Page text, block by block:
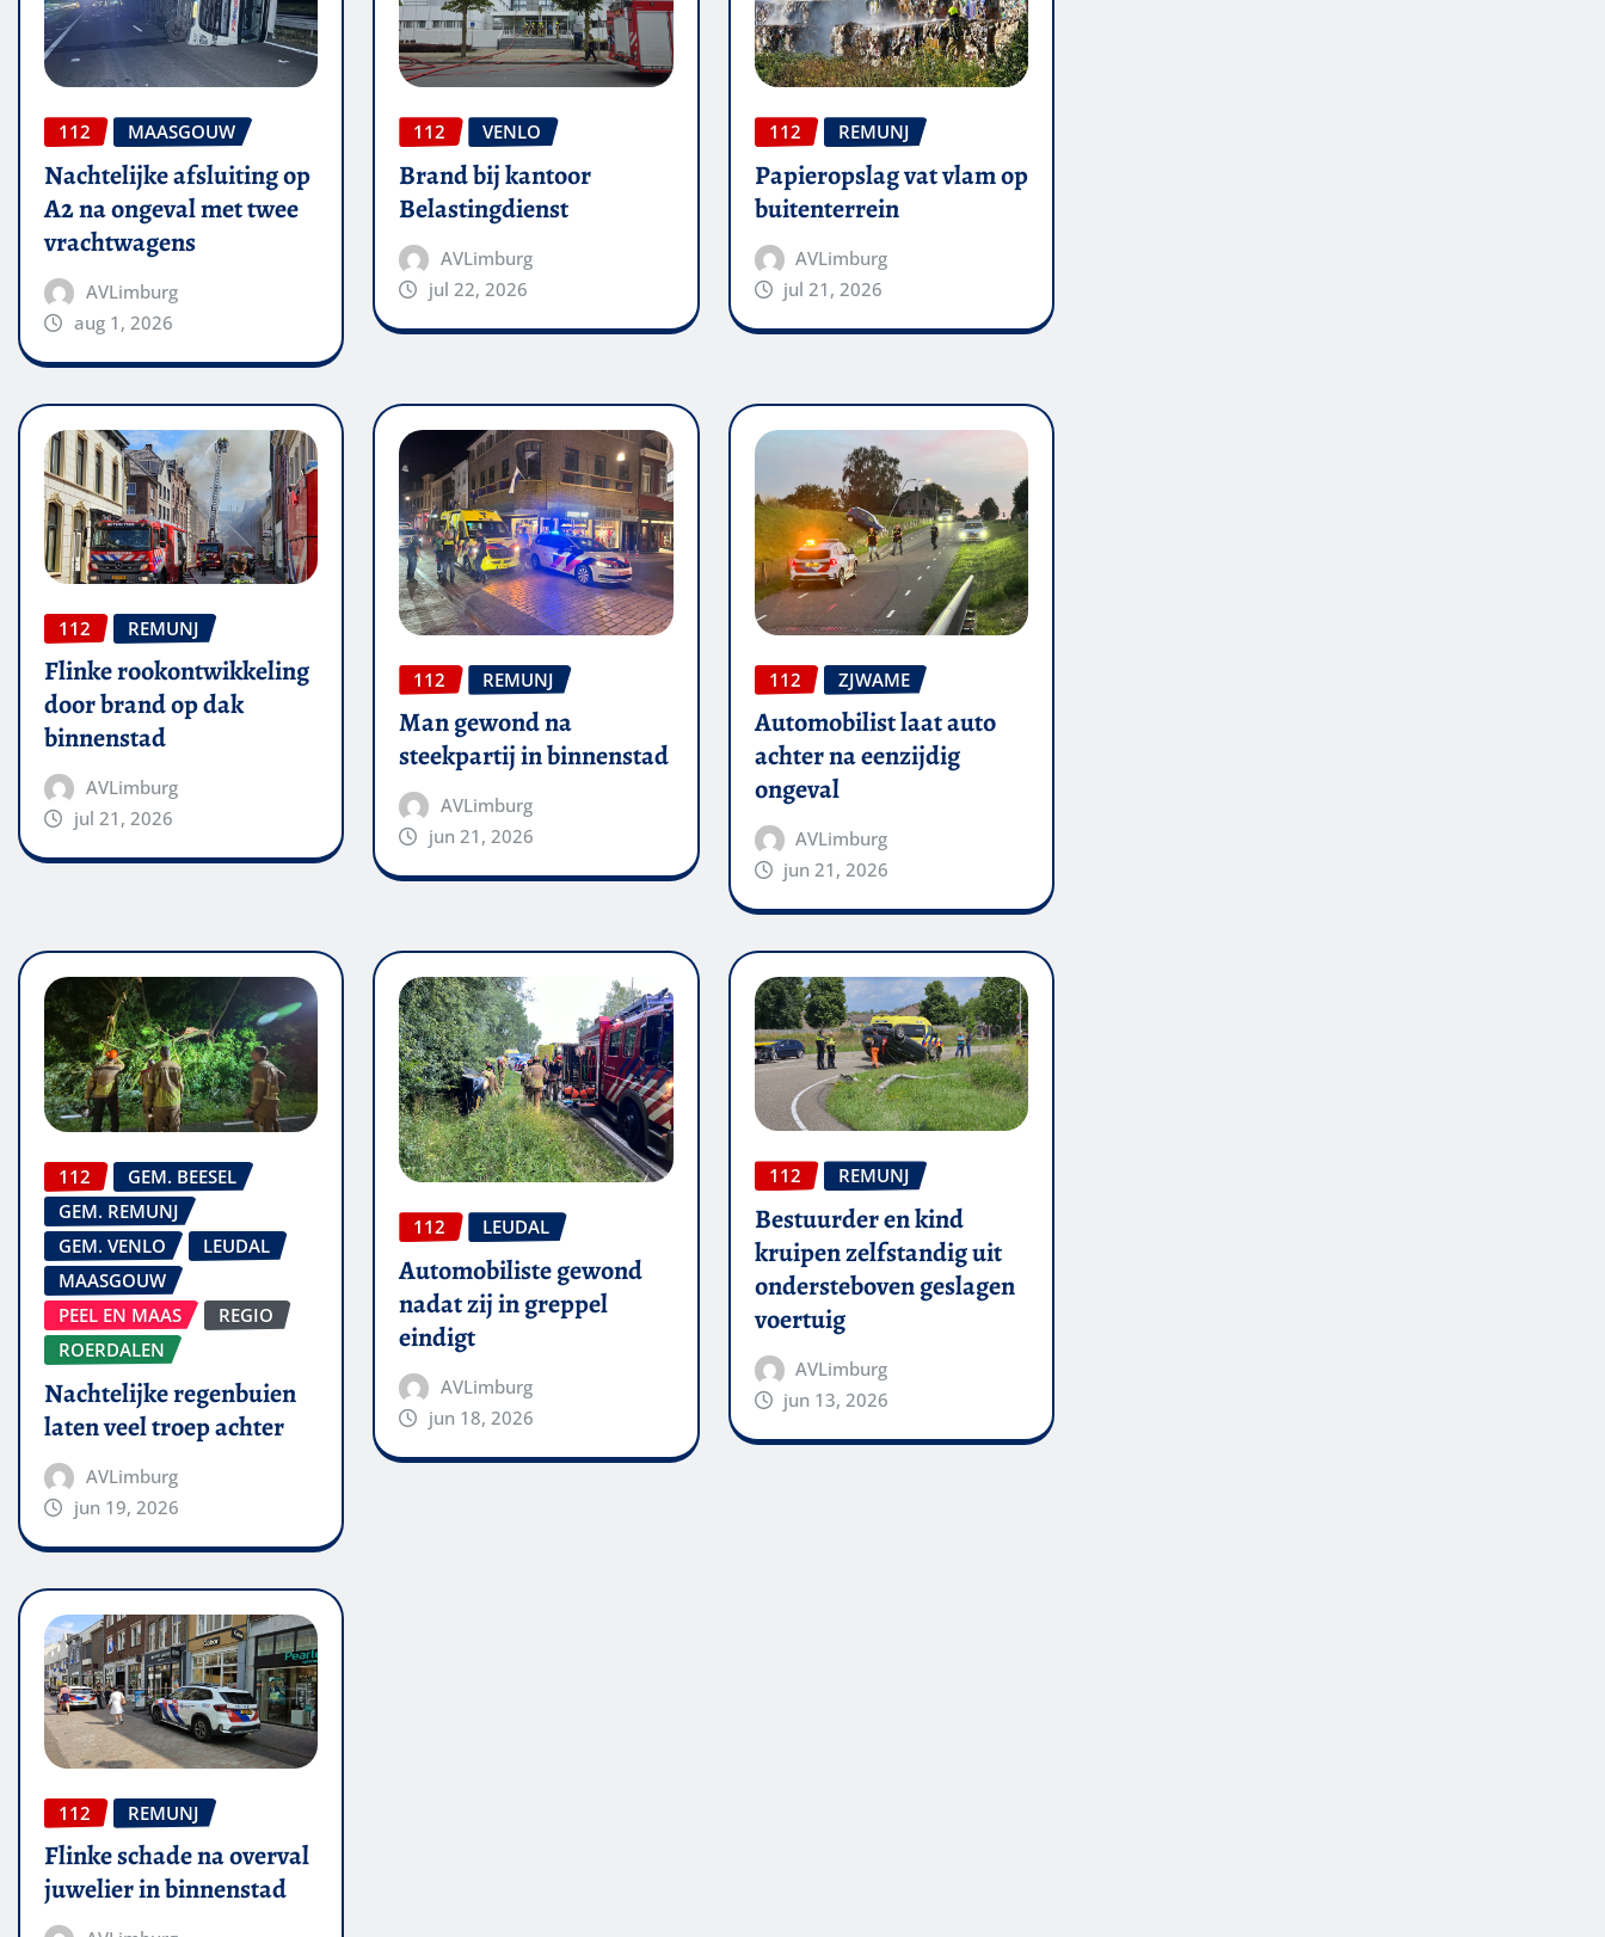
112 MAASGOUW
Nachtelijke afsluiting op
A2 na ongeval met twee
vrachtwagens
AVLimburg
aug 1, 2026
112 VENLO
Brand bij kantoor
Belastingdienst
AVLimburg
jul 22, 2026
112 REMUNJ
Papieropslag vat vlam op
buitenterrein
AVLimburg
jul 21, 2026
112 REMUNJ
Flinke rookontwikkeling
door brand op dak
binnenstad
AVLimburg
jul 21, 2026
112 REMUNJ
Man gewond na
steekpartij in binnenstad
AVLimburg
jun 21, 2026
112 ZJWAME
Automobilist laat auto
achter na eenzijdig
ongeval
AVLimburg
jun 21, 2026
112
GEM. BEESEL
GEM. REMUNJ
GEM. VENLO
LEUDAL
MAASGOUW
PEEL EN MAAS
REGIO
ROERDALEN
Nachtelijke regenbuien
laten veel troep achter
AVLimburg
jun 19, 2026
112 LEUDAL
Automobiliste gewond
nadat zij in greppel
eindigt
AVLimburg
jun 18, 2026
112 REMUNJ
Bestuurder en kind
kruipen zelfstandig uit
ondersteboven geslagen
voertuig
AVLimburg
jun 13, 2026
112 REMUNJ
Flinke schade na overval
juwelier in binnenstad